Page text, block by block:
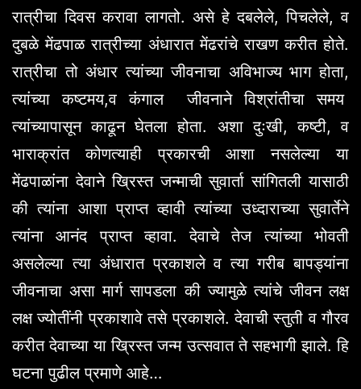
रात्रीचा दिवस करावा लागतो. असे हे दबलेले, पिचलेले, व
दुबळे मेंढपाळ रात्रीच्या अंधारात मेंढरांचे राखण करीत होते.
रात्रीचा तो अंधार त्यांच्या जीवनाचा अविभाज्य भाग होता,
त्यांच्या कष्टमय,व कंगाल जीवनाने विश्रांतीचा समय
त्यांच्यापासून काढून घेतला होता. अशा दुःखी, कष्टी, व
भाराक्रांत कोणत्याही प्रकारची आशा नसलेल्या या
मेंढपाळांना देवाने ख्रिस्त जन्माची सुवार्ता सांगितली यासाठी
की त्यांना आशा प्राप्त व्हावी त्यांच्या उध्दाराच्या सुवार्तेने
त्यांना आनंद प्राप्त व्हावा. देवाचे तेज त्यांच्या भोवती
असलेल्या त्या अंधारात प्रकाशले व त्या गरीब बापड्यांना
जीवनाचा असा मार्ग सापडला की ज्यामुळे त्यांचे जीवन लक्ष
लक्ष ज्योतींनी प्रकाशावे तसे प्रकाशले. देवाची स्तुती व गौरव
करीत देवाच्या या ख्रिस्त जन्म उत्सवात ते सहभागी झाले. हि
घटना पुढील प्रमाणे आहे…